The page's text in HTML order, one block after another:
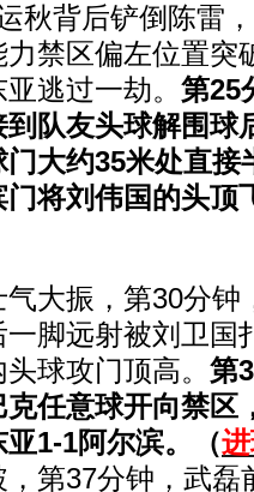
秋背后铲倒陈雷
禁区偏左位置突
逃过一劫。 第25
队友头球解围球
大约35米处直接
将刘伟国的头顶
振，第30分钟
脚远射被刘卫国
球攻门顶高。 第
任意球开向禁区
1-1阿尔滨。（
第37分钟，武磊